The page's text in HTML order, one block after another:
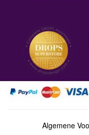
Algemene